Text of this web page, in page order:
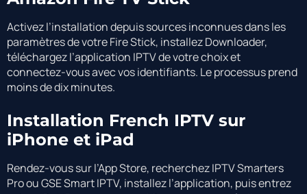
Activez l’installation depuis sources inconnues dans les
paramètres de votre Fire Stick, installez Downloader,
téléchargez l’application IPTV de votre choix et
connectez-vous avec vos identifiants. Le processus prend
moins de dix minutes.
Installation French IPTV sur
iPhone et iPad
Rendez-vous sur l’App Store, recherchez IPTV Smarters
Pro ou GSE Smart IPTV, installez l’application, puis entrez